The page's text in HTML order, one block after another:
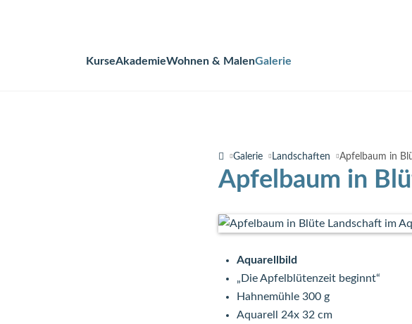
Navigation
KurseAkademieWohnen & MalenGalerie
Galerie Landschaften Apfelbaum in
Apfelbaum in
Aquarellbild
„Die Apfelblütenzeit beginnt“
Hahnemühle 300 g
Aquarell 24x 32 cm